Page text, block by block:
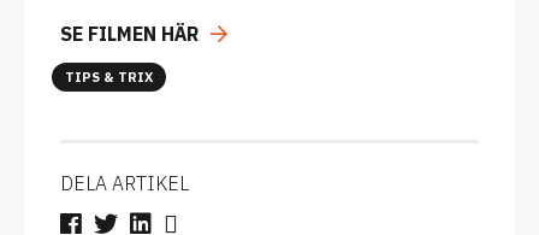
SE FILMEN HÄR
TIPS & TRIX
DELA ARTIKEL